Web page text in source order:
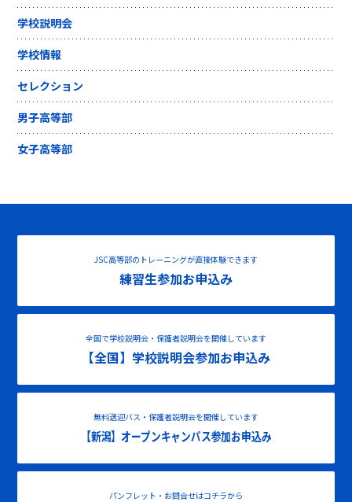
学校説明会
学校情報
セレクション
男子高等部
女子高等部
JSC高等部のトレーニングが直接体験できます
練習生参加お申込み
全国で学校説明会・保護者説明会を開催しています
【全国】学校説明会参加お申込み
無料送迎バス・保護者説明会を開催しています
【新潟】オープンキャンパス参加お申込み
パンフレット・お問合せはコチラから